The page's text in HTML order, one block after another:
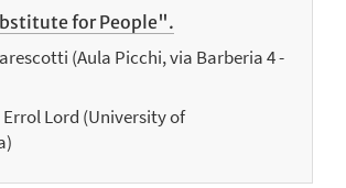
for People".
(Aula Picchi, via Barberia 4 -
Lord (University of